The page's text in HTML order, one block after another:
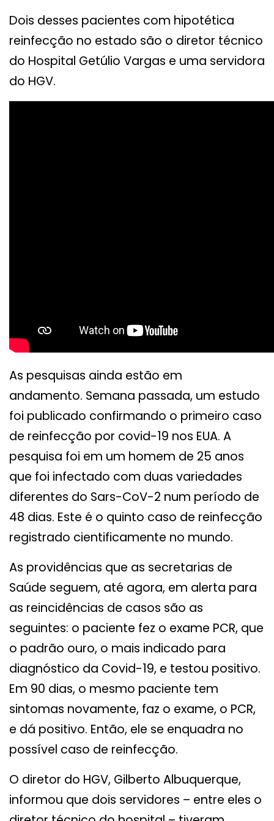
Dois desses pacientes com hipotética
reinfecção no estado são o diretor técnico
do Hospital Getúlio Vargas e uma servidora
do HGV.
As pesquisas ainda estão em
andamento. Semana passada, um estudo
foi publicado confirmando o primeiro caso
de reinfecção por covid-19 nos EUA. A
pesquisa foi em um homem de 25 anos
que foi infectado com duas variedades
diferentes do Sars-CoV-2 num período de
48 dias. Este é o quinto caso de reinfecção
registrado cientificamente no mundo.
As providências que as secretarias de
Saúde seguem, até agora, em alerta para
as reincidências de casos são as
seguintes: o paciente fez o exame PCR, que
o padrão ouro, o mais indicado para
diagnóstico da Covid-19, e testou positivo.
Em 90 dias, o mesmo paciente tem
sintomas novamente, faz o exame, o PCR,
e dá positivo. Então, ele se enquadra no
possível caso de reinfecção.
O diretor do HGV, Gilberto Albuquerque,
informou que dois servidores – entre eles o